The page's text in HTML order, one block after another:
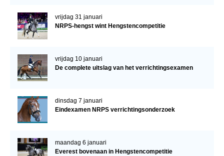
vrijdag 31 januari
NRPS-hengst wint Hengstencompetitie
vrijdag 10 januari
De complete uitslag van het verrichtingsexamen
dinsdag 7 januari
Eindexamen NRPS verrichtingsonderzoek
maandag 6 januari
Everest bovenaan in Hengstencompetitie